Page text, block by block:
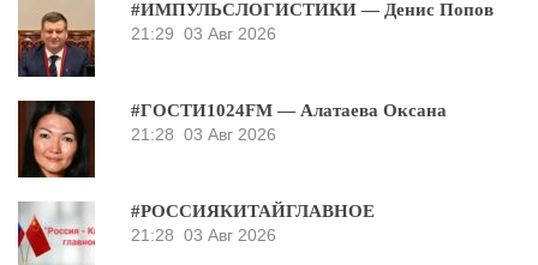
#ИМПУЛЬСЛОГИСТИКИ — Денис Попов
21:29 03 Авг 2026
#ГОСТИ1024FM — Алатаева Оксана
21:28 03 Авг 2026
#РОССИЯКИТАЙГЛАВНОЕ
21:28 03 Авг 2026